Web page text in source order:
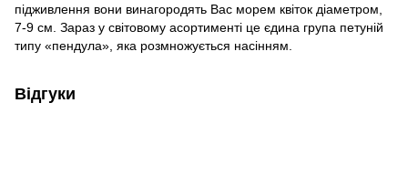
підживлення вони винагородять Вас морем квіток діаметром,
7-9 см. Зараз у світовому асортименті це єдина група петуній
типу «пендула», яка розмножується насінням.
Відгуки